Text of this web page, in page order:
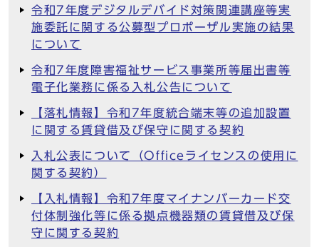
令和7年度デジタルデバイド対策関連講座等実
施委託に関する公募型プロポーザル実施の結果
について
令和7年度障害福祉サービス事業所等届出書等
電子化業務に係る入札公告について
【落札情報】令和7年度統合端末等の追加設置
に関する賃貸借及び保守に関する契約
入札公表について（Officeライセンスの使用に
関する契約）
【入札情報】令和7年度マイナンバーカード交
付体制強化等に係る拠点機器類の賃貸借及び保
守に関する契約